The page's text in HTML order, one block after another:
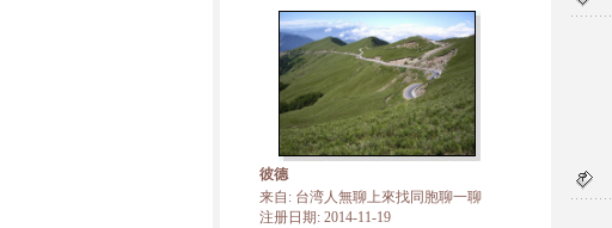
彼德
来自: 台湾人無聊上來找同胞聊一聊
注册日期: 2014-11-19